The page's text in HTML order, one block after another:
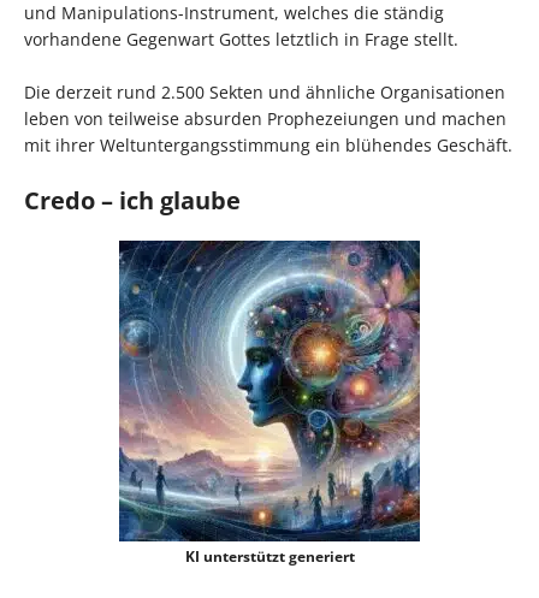
und Manipulations-Instrument, welches die ständig
vorhandene Gegenwart Gottes letztlich in Frage stellt.
Die derzeit rund 2.500 Sekten und ähnliche Organisationen
leben von teilweise absurden Prophezeiungen und machen
mit ihrer Weltuntergangsstimmung ein blühendes Geschäft.
Credo – ich glaube
KI unterstützt generiert